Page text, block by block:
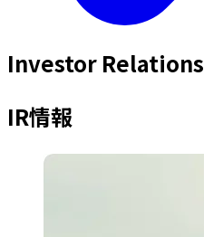
Investor Relations
IR情報